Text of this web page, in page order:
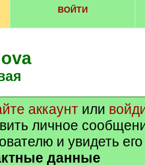
ВОЙТИ
аккаунт или
личное
и увидеть
данные